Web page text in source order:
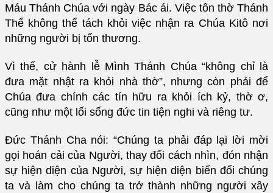
Máu Thánh Chúa với ngày Bác ái. Việc tôn thờ Thánh
Thể không thể tách khỏi việc nhận ra Chúa Kitô nơi
những người bị tổn thương.
Vì thế, cử hành lễ Mình Thánh Chúa “không chỉ là
đưa mặt nhật ra khỏi nhà thờ”, nhưng còn phải để
Chúa đưa chính các tín hữu ra khỏi ích kỷ, thờ ơ,
cũng như một lối sống đức tin tiện nghi và riêng tư.
Đức Thánh Cha nói: “Chúng ta phải đáp lại lời mời
gọi hoán cải của Người, thay đổi cách nhìn, đón nhận
sự hiện diện của Người, sự hiện diện biến đổi chúng
ta và làm cho chúng ta trở thành những người xây